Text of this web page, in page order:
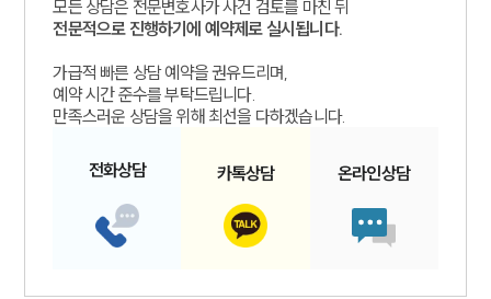
모든 상담은 전문변호사가 사건 검토를 마친 뒤
전문적으로 진행하기에 예약제로 실시됩니다.
가급적 빠른 상담 예약을 권유드리며,
예약 시간 준수를 부탁드립니다.
만족스러운 상담을 위해 최선을 다하겠습니다.
전화상담 카톡상담 온라인상담